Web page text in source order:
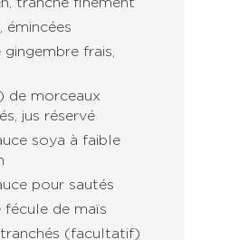
émincées
frais,
de morceaux
jus réservé
soya à faible
pour sautés
fécule de maïs
(facultatif)